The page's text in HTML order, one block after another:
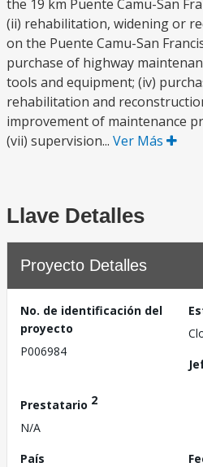
the 19 km Puente Camu-San
(ii) rehabilitation, widening or
on the Puente Camu-San
purchase of highway
tools and equipment; (iv)
rehabilitation and
improvement of maintenance
(vii) supervision... Ver Más
Llave Detalles
Proyecto Detalles
No. de identificación del
proyecto
P006984
Prestatario 2
N/A
País